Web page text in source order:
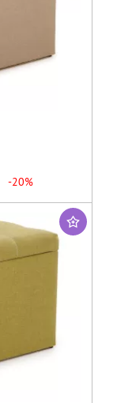
-20%